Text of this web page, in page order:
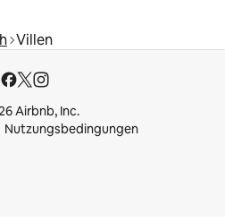
Villen
Airbnb, Inc.
Nutzungsbedingungen